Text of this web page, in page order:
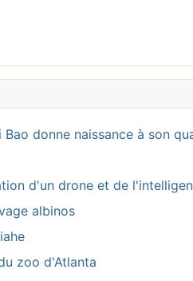
donne naissance à son
d'un drone et de
albinos
zoo d'Atlanta